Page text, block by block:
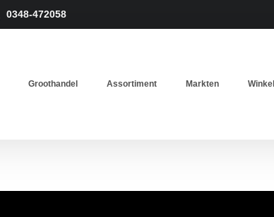
0348-472058
Groothandel Assortiment Markten Winkel